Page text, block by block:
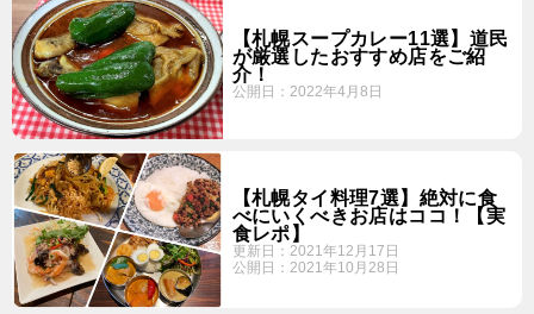
【札幌スープカレー11選】道民
が厳選したおすすめ店をご紹
介！
公開日： 2022年4月8日
【札幌タイ料理7選】絶対に食
べにいくべきお店はココ！【実
食レポ】
更新日： 2021年12月17日
公開日： 2021年10月28日